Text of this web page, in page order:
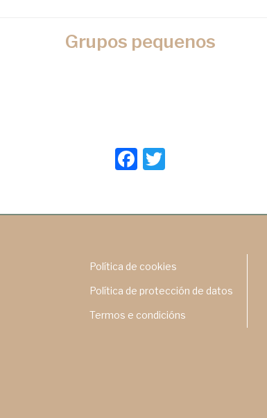
Grupos pequenos
F
o
o
k
Política de cookies
Política de protección de datos
Termos e condicións